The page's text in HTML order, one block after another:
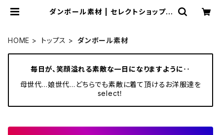
ダンボール素材 | セレクトショップS
HOME トップス ダンボール素材
毎日が、笑顔溢れる素敵な一日になりますように‥
母世代…娘世代…どちらでも素敵に着て頂けるお洋服達を
select！